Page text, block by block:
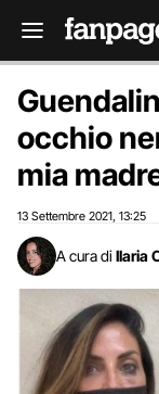
occhio
mia
13 Settembre 2021 13:25
A cura di Ilaria